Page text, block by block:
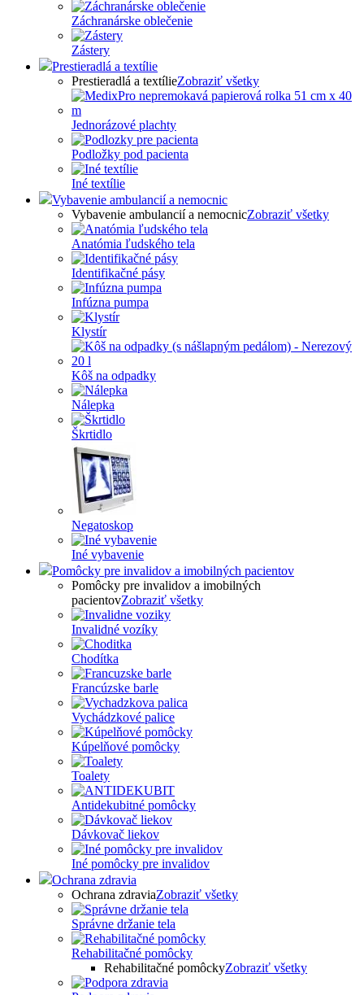
Záchranárske oblečenie
Zástery
Prestieradlá a textílie
Prestieradlá a textílieZobraziť všetky
Jednorázové plachty
Podložky pod pacienta
Iné textílie
Vybavenie ambulancií a nemocnic
Vybavenie ambulancií a nemocnicZobraziť všetky
Anatómia ľudského tela
Identifikačné pásy
Infúzna pumpa
Klystír
Kôš na odpadky
Nálepka
Škrtidlo
Negatoskop
Iné vybavenie
Pomôcky pre invalidov a imobilných pacientov
Pomôcky pre invalidov a imobilných
pacientovZobraziť všetky
Invalidné vozíky
Chodítka
Francúzske barle
Vychádzkové palice
Kúpelňové pomôcky
Toalety
Antidekubitné pomôcky
Dávkovač liekov
Iné pomôcky pre invalidov
Ochrana zdravia
Ochrana zdraviaZobraziť všetky
Správne držanie tela
Rehabilitačné pomôcky
Rehabilitačné pomôckyZobraziť všetky